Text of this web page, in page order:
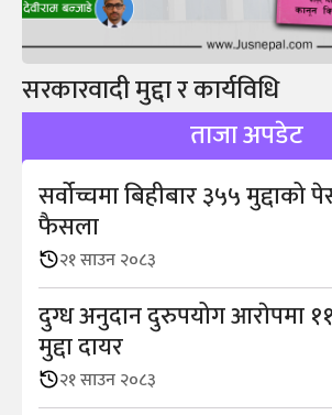
सरकारवादी मुद्दा र कार्यविधि
ताजा अपडेट
सर्वोच्चमा बिहीबार ३५५ मुद्दाको
फैसला
२१ साउन २०८३
दुग्ध अनुदान दुरुपयोग आराेपमा
मुद्दा दायर
२१ साउन २०८३